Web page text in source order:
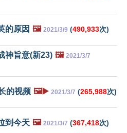
的原因 🖼️ 2021/3/9 (490,933次)
神旨意(新23) 🖼️ 2021/3/7
的视频 🖼️▶️ 2021/3/7 (265,988次)
到今天 🖼️ 2021/3/7 (367,418次)